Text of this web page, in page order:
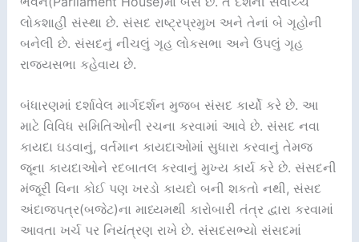
લોકશાહી સંસ્થા છે. સંસદ રાષ્ટ્રપ્રમુખ અને તેનાં બે ગૃહોની
બનેલી છે. સંસદનું નીચલું ગૃહ લોકસભા અને ઉપલું ગૃહ
રાજ્યસભા કહેવાય છે.
બંધારણમાં દર્શાવેલ માર્ગદર્શન મુજબ સંસદ કાર્યો કરે છે. આ
માટે વિવિધ સમિતિઓની રચના કરવામાં આવે છે. સંસદ નવા
કાયદા ઘડવાનું, વર્તમાન કાયદાઓમાં સુધારા કરવાનું તેમજ
જૂના કાયદાઓને રદબાતલ કરવાનું મુખ્ય કાર્ય કરે છે. સંસદની
મંજૂરી વિના કોઈ પણ ખરડો કાયદો બની શકતો નથી, સંસદ
અંદાજપત્ર(બજેટ)ના માધ્યમથી કારોબારી તંત્ર દ્વારા કરવામાં
આવતા ખર્ચ પર નિયંત્રણ રાખે છે. સંસદસભ્યો સંસદમાં